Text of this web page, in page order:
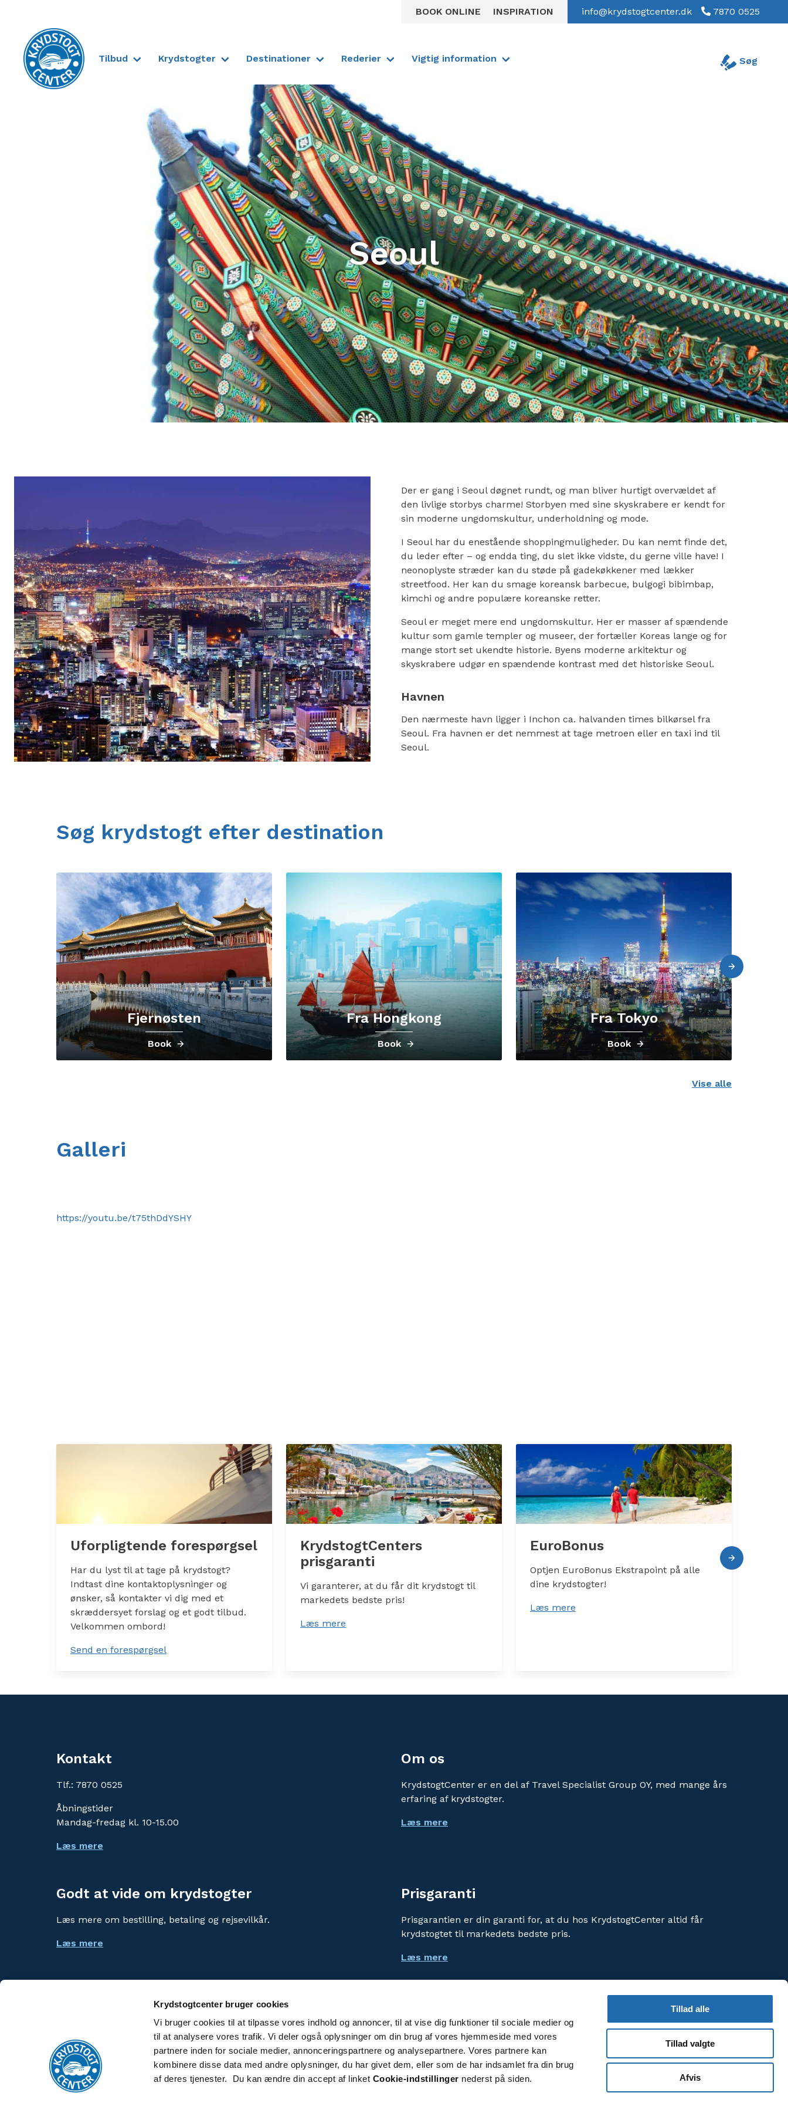
Krydstogtcenter bruger cookies
Vi bruger cookies til at tilpasse vores indhold og annoncer, til at vise dig funktioner til sociale medier og
til at analysere vores trafik. Vi deler også oplysninger om din brug af vores hjemmeside med vores
partnere inden for sociale medier, annonceringspartnere og analysepartnere. Vores partnere kan
kombinere disse data med andre oplysninger, du har givet dem, eller som de har indsamlet fra din brug
af deres tjenester. Du kan ændre din accept af linket Cookie-indstillinger nederst på siden.
Tillad alle
Tillad valgte
Afvis
BOOK ONLINE INSPIRATION info@krydstogtcenter.dk 7870 0525
Til forsiden
Tilbud Krydstogter Destinationer Rederier Vigtig information Søg
Seoul
Der er gang i Seoul døgnet rundt, og man bliver hurtigt overvældet af
den livlige storbys charme! Storbyen med sine skyskrabere er kendt for
sin moderne ungdomskultur, underholdning og mode.
I Seoul har du enestående shoppingmuligheder. Du kan nemt finde det,
du leder efter – og endda ting, du slet ikke vidste, du gerne ville have! I
neonoplyste stræder kan du støde på gadekøkkener med lækker
streetfood. Her kan du smage koreansk barbecue, bulgogi bibimbap,
kimchi og andre populære koreanske retter.
Seoul er meget mere end ungdomskultur. Her er masser af spændende
kultur som gamle templer og museer, der fortæller Koreas lange og for
mange stort set ukendte historie. Byens moderne arkitektur og
skyskrabere udgør en spændende kontrast med det historiske Seoul.
Havnen
Den nærmeste havn ligger i Inchon ca. halvanden times bilkørsel fra
Seoul. Fra havnen er det nemmest at tage metroen eller en taxi ind til
Seoul.
Søg krydstogt efter destination
Fjernøsten
Book
Fra Hongkong
Book
Fra Tokyo
Book
Vise alle
Galleri
https://youtu.be/t75thDdYSHY
Uforpligtende forespørgsel
Har du lyst til at tage på krydstogt?
Indtast dine kontaktoplysninger og
ønsker, så kontakter vi dig med et
skræddersyet forslag og et godt tilbud.
Velkommen ombord!
Send en forespørgsel
KrydstogtCenters
prisgaranti
Vi garanterer, at du får dit krydstogt til
markedets bedste pris!
Læs mere
EuroBonus
Optjen EuroBonus Ekstrapoint på alle
dine krydstogter!
Læs mere
Kontakt
Tlf.: 7870 0525
Åbningstider
Mandag-fredag kl. 10-15.00
Læs mere
Om os
KrydstogtCenter er en del af Travel Specialist Group OY, med mange års
erfaring af krydstogter.
Læs mere
Godt at vide om krydstogter
Læs mere om bestilling, betaling og rejsevilkår.
Læs mere
Prisgaranti
Prisgarantien er din garanti for, at du hos KrydstogtCenter altid får
krydstogtet til markedets bedste pris.
Læs mere
Kryssningscenter
Vi bruger cookies for at forbedre din brugeroplevelse af hjemmesiden.
Ved at benytte denne hjemmeside, accepterer du vores
persondatapolitik.
Cookie-indstillinger